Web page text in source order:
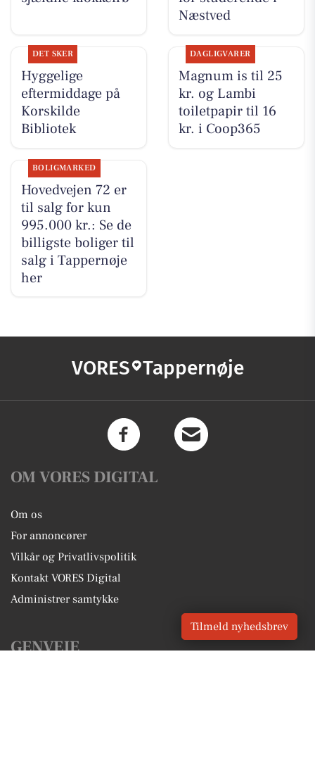
Næstved
DET SKER
Hyggelige
eftermiddage på
Korskilde
Bibliotek
DAGLIGVARER
Magnum is til 25
kr. og Lambi
toiletpapir til 16
kr. i Coop365
BOLIGMARKED
Hovedvejen 72 er
til salg for kun
995.000 kr.: Se de
billigste boliger til
salg i Tappernøje
her
VORES Tappernøje
OM VORES DIGITAL
Om os
For annoncører
Vilkår og Privatlivspolitik
Kontakt VORES Digital
Administrer samtykke
GENVEJE
Tilmeld nyhedsbrev